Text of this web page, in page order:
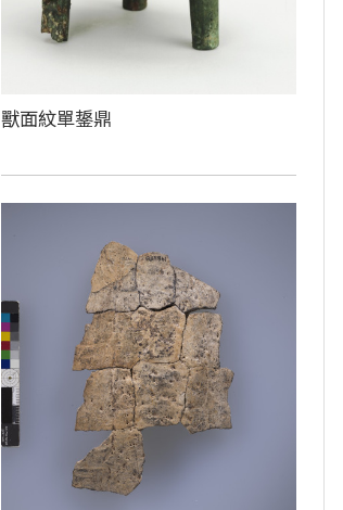
獸面紋單鋬鼎